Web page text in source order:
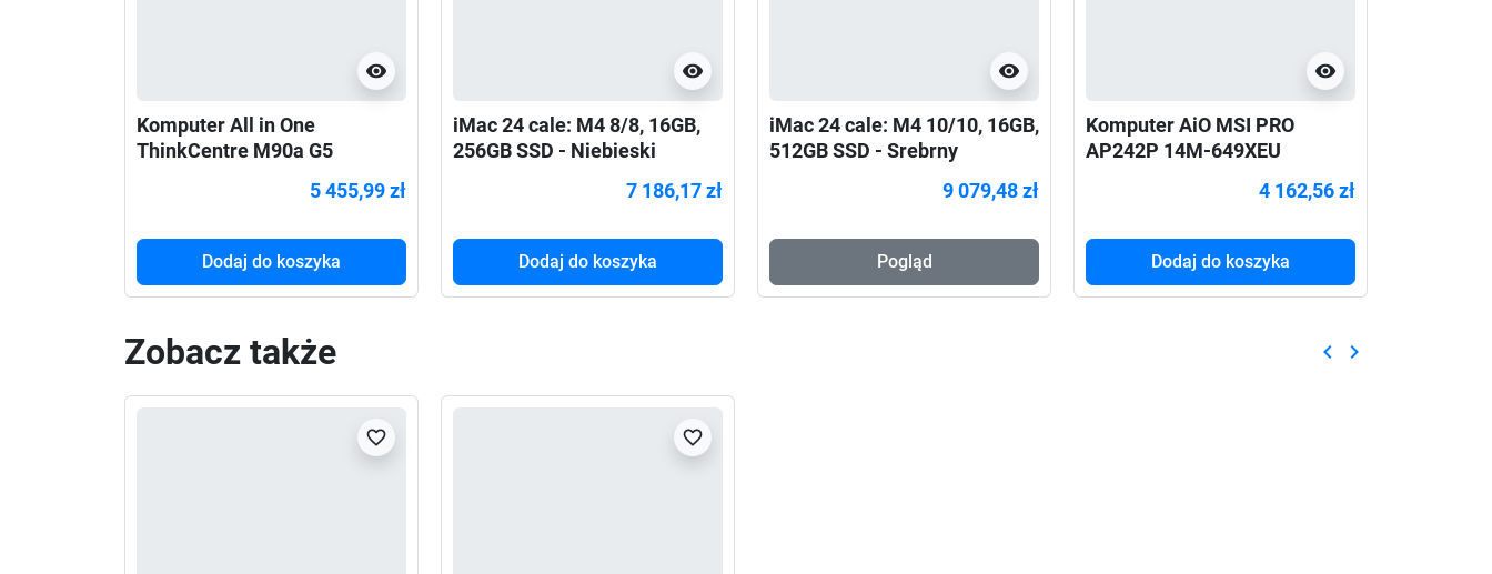
visibility
Komputer All in One
ThinkCentre M90a G5
14500/16GB/512GB/INT/23.8
Premier
5 455,99 zł
Dodaj do koszyka
visibility
iMac 24 cale: M4 8/8, 16GB,
256GB SSD - Niebieski
7 186,17 zł
Dodaj do koszyka
visibility
iMac 24 cale: M4 10/10, 16GB,
512GB SSD - Srebrny
9 079,48 zł
Pogląd
visibility
Komputer AiO MSI PRO
AP242P 14M-649XEU
4 162,56 zł
Dodaj do koszyka
Zobacz także Poprzedni
keyboard_arrow_left Następny
keyboard_arrow_right
favorite_border favorite_border